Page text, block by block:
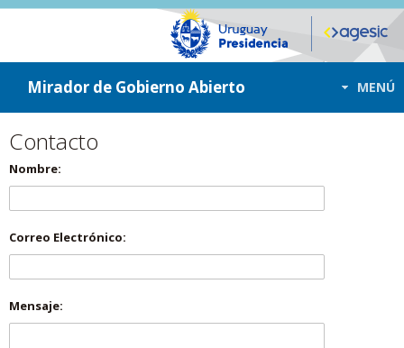
ir a contenido
ir al menú
Mirador de Gobierno Abierto MENÚ
Contacto
Nombre:
Correo Electrónico:
Mensaje: